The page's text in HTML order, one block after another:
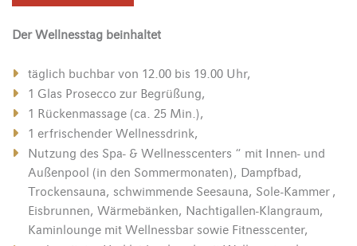
Der Wellnesstag beinhaltet
täglich buchbar von 12.00 bis 19.00 Uhr,
1 Glas Prosecco zur Begrüßung,
1 Rückenmassage (ca. 25 Min.),
1 erfrischender Wellnessdrink,
Nutzung des Spa- & Wellnesscenters “ mit Innen- und
Außenpool (in den Sommermonaten), Dampfbad,
Trockensauna, schwimmende Seesauna, Sole-Kammer ,
Eisbrunnen, Wärmebänken, Nachtigallen-Klangraum,
Kaminlounge mit Wellnessbar sowie Fitnesscenter,